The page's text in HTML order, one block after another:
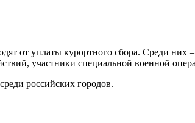
от уплаты курортного сбора. Среди
участники специальной военной
российских городов.